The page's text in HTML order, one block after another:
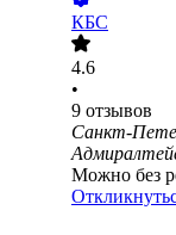
КБС
4.6
•
9 отзывов
Санкт-
Можно без